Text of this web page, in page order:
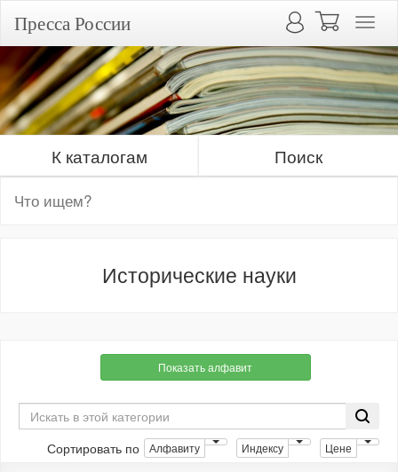
Пресса России
К каталогам Поиск
Исторические науки
Показать алфавит
Сортировать по Алфавиту Индексу Цене